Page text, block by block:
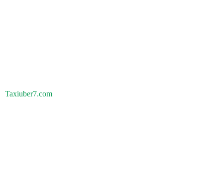
Taxiuber7.com